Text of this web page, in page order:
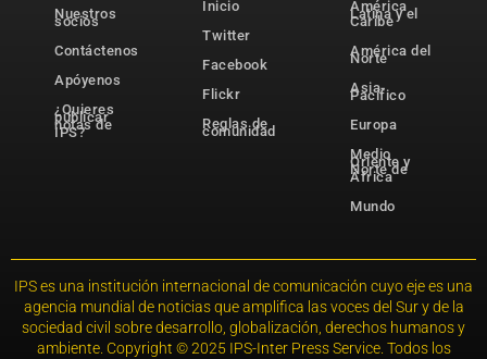
Nuestros
socios
Contáctenos
Apóyenos
¿Quieres
publicar
notas de
IPS?
Inicio
Twitter
Facebook
Flickr
Reglas de
comunidad
América
Latina y el
Caribe
América del
Norte
Asia-
Pacífico
Europa
Medio
Oriente y
Norte de
África
Mundo
IPS es una institución internacional de comunicación cuyo eje es una
agencia mundial de noticias que amplifica las voces del Sur y de la
sociedad civil sobre desarrollo, globalización, derechos humanos y
ambiente. Copyright © 2025 IPS-Inter Press Service. Todos los